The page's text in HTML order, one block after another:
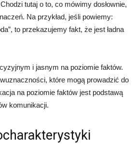
tutaj o to, co mówimy dosłownie,
Na przykład, jeśli powiemy:
to przekazujemy fakt, że jest ładna
i jasnym na poziomie faktów.
które mogą prowadzić do
na poziomie faktów jest podstawą
komunikacji.